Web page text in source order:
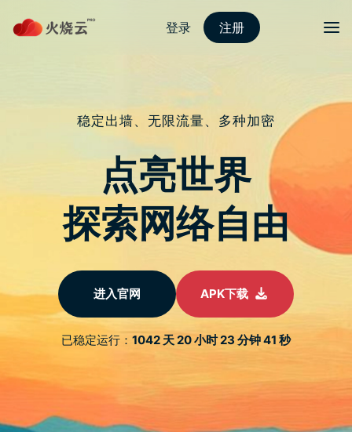
魔戒机场订阅
目录 Search
营业店家实名制Google
表单 QR Code 制作方法
《教学懒人包》
18/12/2023 魔戒机场订阅创意研究局
首页 动态
人包》